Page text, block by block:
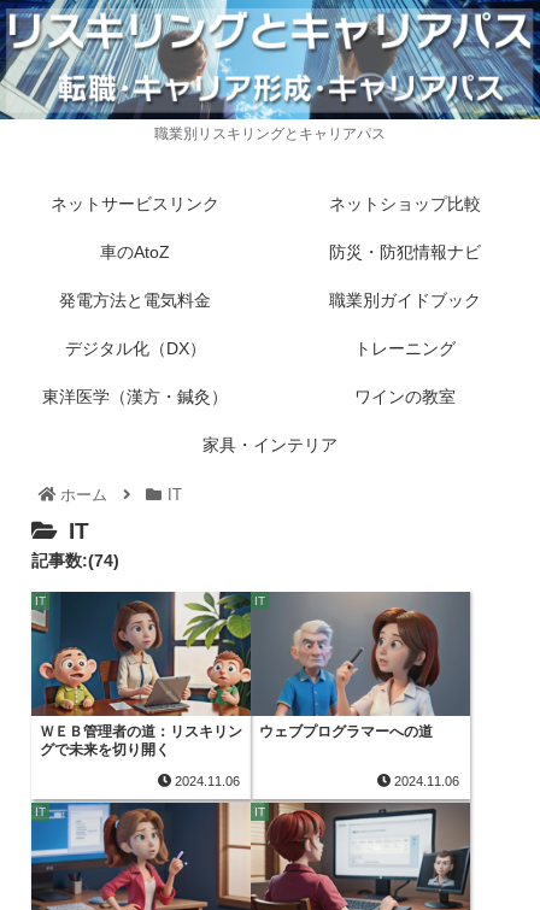
職業別リスキリングとキャリアパス
ネットサービスリンク ネットショップ比較
車のAtoZ 防災・防犯情報ナビ
発電方法と電気料金 職業別ガイドブック
デジタル化（DX） トレーニング
東洋医学（漢方・鍼灸） ワインの教室
家具・インテリア
ホーム IT
IT
記事数:(74)
IT
ＷＥＢ管理者の道：リスキリン
グで未来を切り開く
2024.11.06
IT
ウェブプログラマーへの道
2024.11.06
IT IT